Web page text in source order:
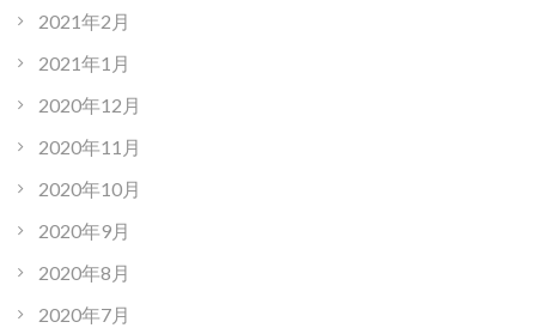
2021年2月
2021年1月
2020年12月
2020年11月
2020年10月
2020年9月
2020年8月
2020年7月